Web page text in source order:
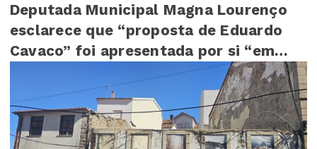
Deputada Municipal Magna Lourenço
esclarece que “proposta de Eduardo
Cavaco” foi apresentada por si “em